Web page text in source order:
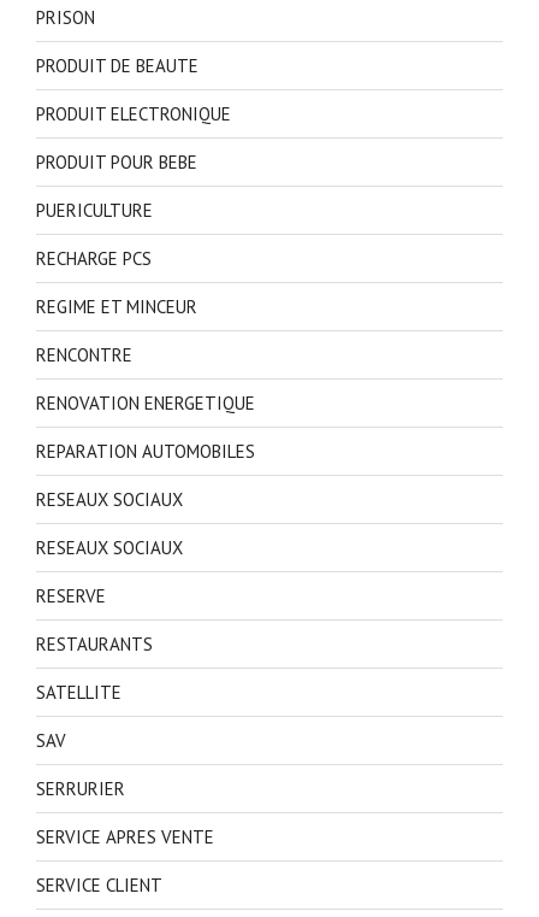
PRISON
PRODUIT DE BEAUTE
PRODUIT ELECTRONIQUE
PRODUIT POUR BEBE
PUERICULTURE
RECHARGE PCS
REGIME ET MINCEUR
RENCONTRE
RENOVATION ENERGETIQUE
REPARATION AUTOMOBILES
RESEAUX SOCIAUX
RESEAUX SOCIAUX
RESERVE
RESTAURANTS
SATELLITE
SAV
SERRURIER
SERVICE APRES VENTE
SERVICE CLIENT